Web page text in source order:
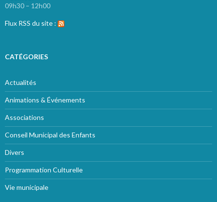
09h30 – 12h00
Flux RSS du site :
CATÉGORIES
Actualités
Animations & Événements
Associations
Conseil Municipal des Enfants
Divers
Programmation Culturelle
Vie municipale